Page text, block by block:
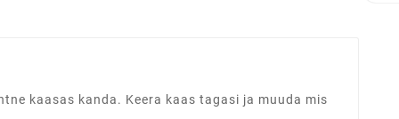
kaasas kanda. Keera kaas tagasi ja muuda mis